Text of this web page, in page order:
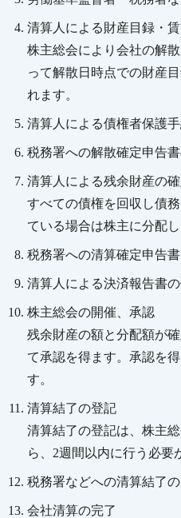
清算人による財産目録・
株主総会により会社の解
って解散日時点での財産
れます。
清算人による債権者保護
税務署への解散確定申告
清算人による残余財産の
すべての債権を回収し債
ている場合は株主に分配し
税務署への清算確定申告
清算人による決済報告書
株主総会の開催、承認
残余財産の額と分配額が
て承認を得ます。承認を
す。
清算結了の登記
清算結了の登記は、株主
ら、2週間以内に行う必要
税務署などへの清算結了
会社清算の完了